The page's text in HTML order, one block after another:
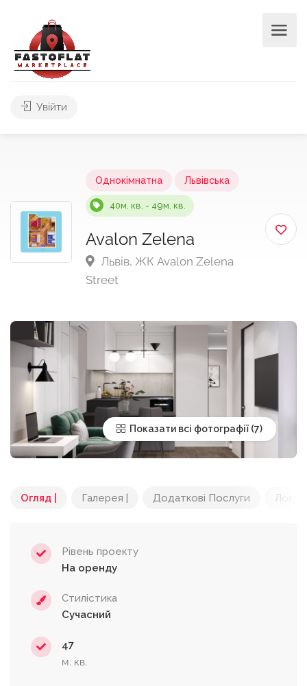
Увійти
Однокімнатна Львівська
40м. кв. - 49м. кв.
Avalon Zelena
Львів, ЖК Avalon Zelena
Street
Показати всі фотографії
Огляд | Галерея | Додаткові Послуги
Рівень проекту
На оренду
Стилістика
Сучасний
47
м. кв.